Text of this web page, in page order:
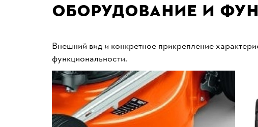
Оборудование и
Внешний вид и конкретное прикрепление
функциональности.